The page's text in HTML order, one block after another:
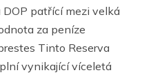
DOP patřící mezi velká
za peníze
Tinto Reserva
vynikající víceletá